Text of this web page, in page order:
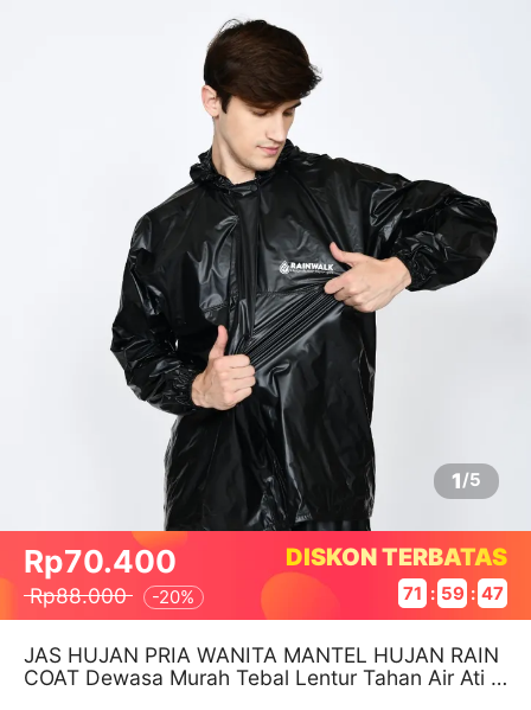
1/5
Rp70.400
Rp88.000 -20%
DISKON TERBATAS
71 : 59 : 47
JAS HUJAN PRIA WANITA MANTEL HUJAN RAIN
COAT Dewasa Murah Tebal Lentur Tahan Air Ati R